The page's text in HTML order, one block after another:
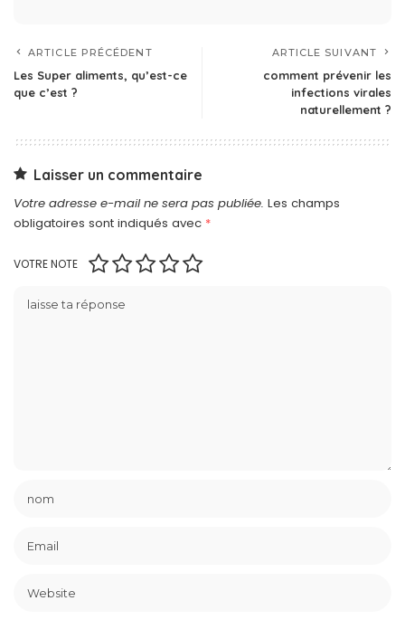
ARTICLE PRÉCÉDENT
Les Super aliments, qu’est-ce
que c’est ?
ARTICLE SUIVANT
comment prévenir les
infections virales
naturellement ?
Laisser un commentaire
Votre adresse e-mail ne sera pas publiée. Les champs
obligatoires sont indiqués avec *
VOTRE NOTE